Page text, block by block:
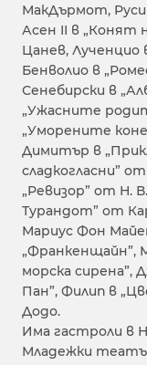
МакДърмот, Руси
Асен ІІ в „Конят
Цанев, Лученцио
Бенволио в
Сенебирски в
„Ужасните
„Уморените
Димитър в
сладкогласни”
„Ревизор” от Н.
Турандот” от
Мариус Фон
„Франкенщайн”,
морска
Пан”, Филип в
Додо.
Има гастроли в
Младежки